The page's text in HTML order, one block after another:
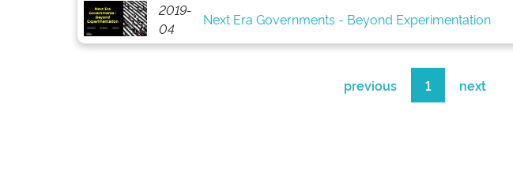
2019-
04
Next Era Governments - Beyond Experimentation
previous 1 next